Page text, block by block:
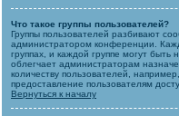
Что такое группы пользователей?
Группы пользователей разбивают
администратором конференции.
группах, и каждой группе могут
облегчает администраторам
количеству пользователей,
предоставление пользователям
Вернуться к началу